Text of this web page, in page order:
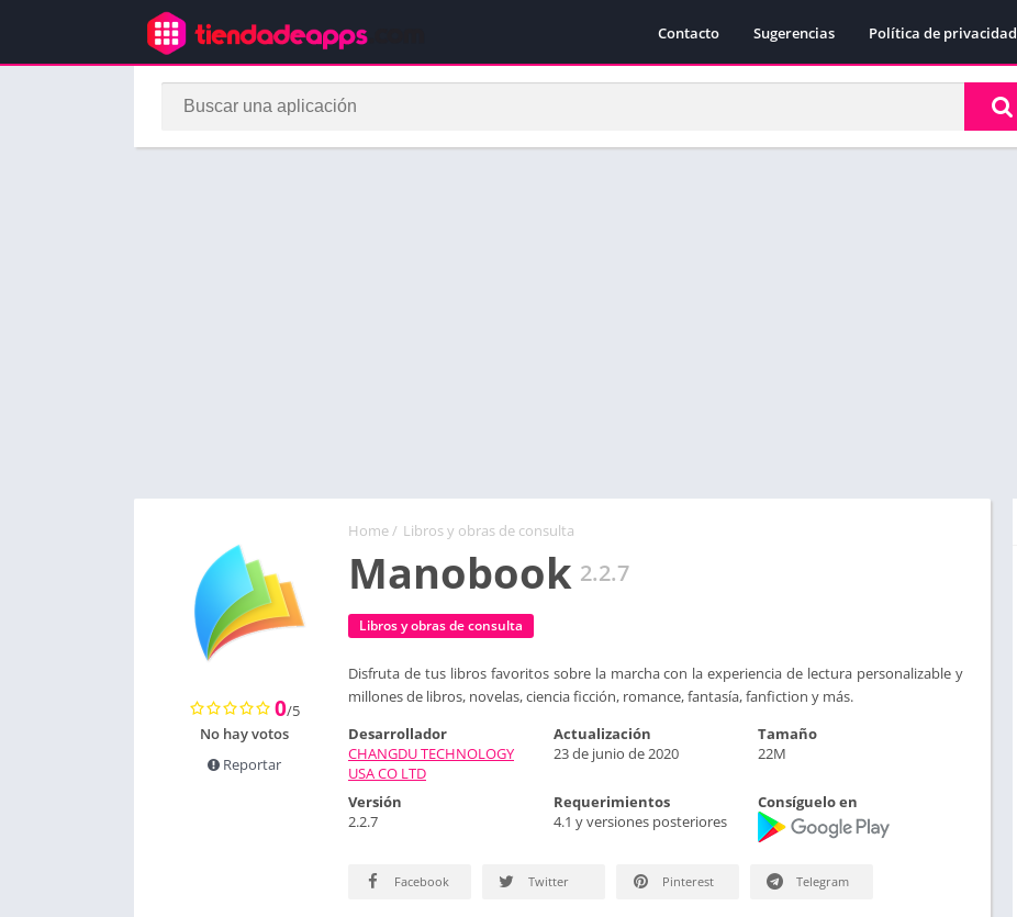
Contacto Sugerencias Política de privacidad
Home/ Libros y obras de consulta
Manobook 2.2.7
Libros y obras de consulta
Disfruta de tus libros favoritos sobre la marcha con la experiencia de lectura personalizable y
millones de libros, novelas, ciencia ficción, romance, fantasía, fanfiction y más.
0/5
No hay votos
Reportar
Desarrollador
CHANGDU TECHNOLOGY
USA CO LTD
Actualización
23 de junio de 2020
Tamaño
22M
Versión
2.2.7
Requerimientos
4.1 y versiones posteriores
Consíguelo en
Facebook Twitter Pinterest Telegram